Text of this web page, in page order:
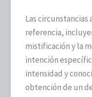
Las circunstancias
referencia,
mistificación y la
intención
intensidad y
obtención de un